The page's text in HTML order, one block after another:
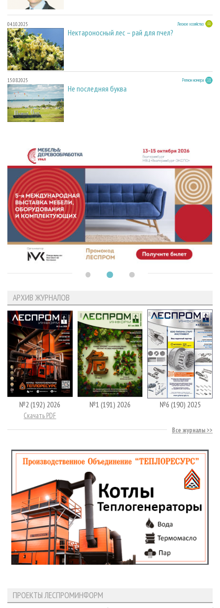
04.10.2025 Лесное хозяйство
Нектароносный лес – рай для пчел?
15.08.2025 Регион номера
Не последняя буква
АРХИВ ЖУРНАЛОВ
№2 (192) 2026
Скачать PDF
№1 (191) 2026 №6 (190) 2025
Все журналы
ПРОЕКТЫ ЛЕСПРОМИНФОРМ